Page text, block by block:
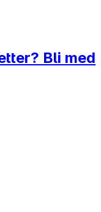
Bli med